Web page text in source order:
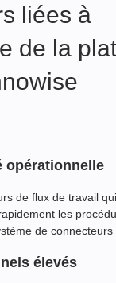
liées à
de la
opérationnelle
de flux de travail
les
de connecteurs
élevés